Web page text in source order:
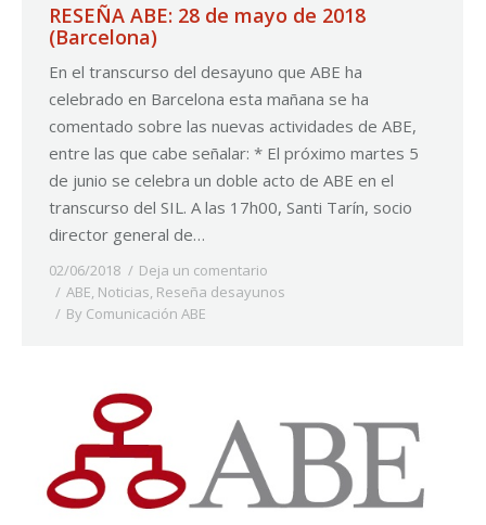
RESEÑA ABE: 28 de mayo de 2018
(Barcelona)
En el transcurso del desayuno que ABE ha
celebrado en Barcelona esta mañana se ha
comentado sobre las nuevas actividades de ABE,
entre las que cabe señalar: * El próximo martes 5
de junio se celebra un doble acto de ABE en el
transcurso del SIL. A las 17h00, Santi Tarín, socio
director general de…
02/06/2018
Deja un comentario
ABE, Noticias, Reseña desayunos
By Comunicación ABE